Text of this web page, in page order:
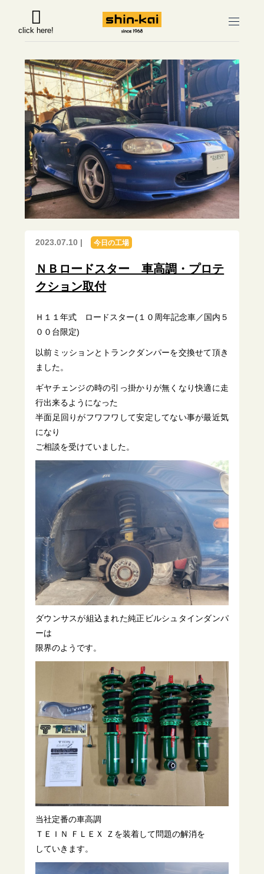
click here!
2023.07.10 | 今日の工場
ＮＢロードスター 車高調・プロテ
クション取付
Ｈ１１年式 ロードスター(１０周年記念車／国内５
００台限定)
以前ミッションとトランクダンパーを交換せて頂き
ました。
ギヤチェンジの時の引っ掛かりが無くなり快適に走
行出来るようになった
半面足回りがフワフワして安定してない事が最近気
になり
ご相談を受けていました。
ダウンサスが組込まれた純正ビルシュタインダンパ
ーは
限界のようです。
当社定番の車高調
ＴＥＩＮ ＦＬＥＸ Ｚを装着して問題の解消を
していきます。